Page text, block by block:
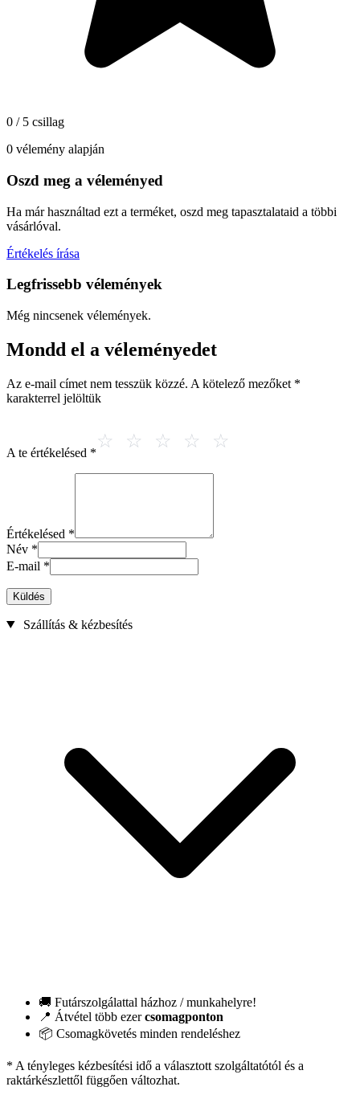
0 / 5 csillag
0 vélemény alapján
Oszd meg a véleményed
Ha már használtad ezt a terméket, oszd meg tapasztalataid a többi
vásárlóval.
Értékelés írása
Legfrissebb vélemények
Még nincsenek vélemények.
Mondd el a véleményedet
Az e-mail címet nem tesszük közzé. A kötelező mezőket *
karakterrel jelöltük
A te értékelésed *
Értékelésed *
Név *
E-mail *
Küldés
Szállítás & kézbesítés
🚚 Futárszolgálattal házhoz / munkahelyre!
📍 Átvétel több ezercsomagponton
📦 Csomagkövetés minden rendeléshez
* A tényleges kézbesítési idő a választott szolgáltatótól és a
raktárkészlettől függően változhat.